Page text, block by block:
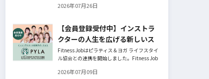
それでも尚、同じ業界内で独立し再起を図っ
藤健祐さんにインタビュー。
フィットネスクラブのキャンペーンや違約金
制度はお客様を大切にする仕組みだろう
か！？資金が底をつく恐怖と闘いながらもお
客様との絆を築き上げた秘訣とは？
2026年07月26日
【会員登録受付中】インストラ
クターの人生を広げる新しいス
テージ
Fitness Jobはピラティス＆ヨガ ライフスタイ
ル協会との連携を開始しました。Fitness Job
の人生を広げる新しいステージとして、同協
2026年07月09日